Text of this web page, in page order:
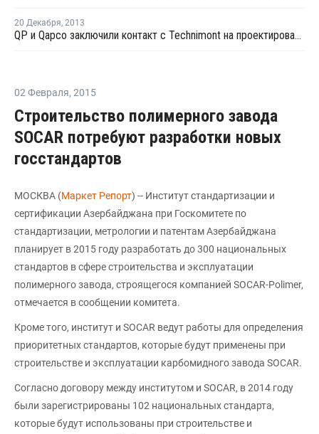
20 Декабря, 2013
QP и Qapco заключили контакт с Technimont на проектирование нефтехимического комлекса Al Sejeel
02 Февраля, 2015
Строительство полимерного завода
SOCAR потребуют разработки новых
госстандартов
МОСКВА (Маркет Репорт) -- Институт стандартизации и
сертификации Азербайджана при Госкомитете по
стандартизации, метрологии и патентам Азербайджана
планирует в 2015 году разработать до 300 национальных
стандартов в сфере строительства и эксплуатации
полимерного завода, строящегося компанией SOCAR-Polimer,
отмечается в сообщении комитета.
Кроме того, институт и SOCAR ведут работы для определения
приоритетных стандартов, которые будут применены при
строительстве и эксплуатации карбомидного завода SOCAR.
Согласно договору между институтом и SOCAR, в 2014 году
были зарегистрированы 102 национальных стандарта,
которые будут использованы при строительстве и